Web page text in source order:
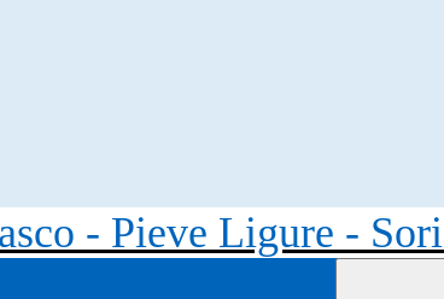
- Pieve Ligure - Sori